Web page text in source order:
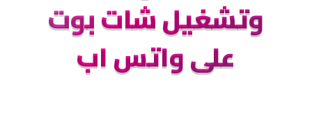
وتشغيل شات بوت
على واتس اب